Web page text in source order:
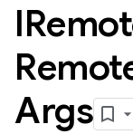
Args